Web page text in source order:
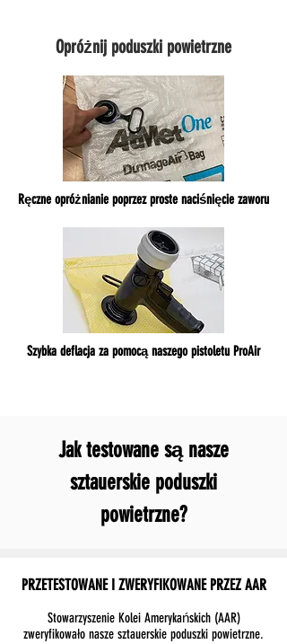
Jeśli nie masz sprężarki powietrza na miejscu, nasz
elektryczny przenośny inflator jest rozwiązaniem do
napełnienia poduszek powietrznych sztauerskich.
Przez lata zdobyliśmy wystarczającą wiedzę od
naszych klientów, aby bardzo dobrze zrozumieć ich
inflator, który został specjalnie przeznaczony do
nadmuchiwania sztauerskich poduszek powietrznych,
oferując wszystkie funkcje potrzebne do bezpiecznego i
szybkiego nadmuchiwania sztauerskich poduszek
powietrznych.
Wiedzieć więcej
Opróżnij poduszki powietrzne
Ręczne opróżnianie poprzez proste naciśnięcie zaworu
Szybka deflacja za pomocą naszego pistoletu ProAir
Jak testowane są nasze
sztauerskie poduszki
powietrzne?
PRZETESTOWANE I ZWERYFIKOWANE PRZEZ AAR
Stowarzyszenie Kolei Amerykańskich (AAR)
zweryfikowało nasze sztauerskie poduszki powietrzne.